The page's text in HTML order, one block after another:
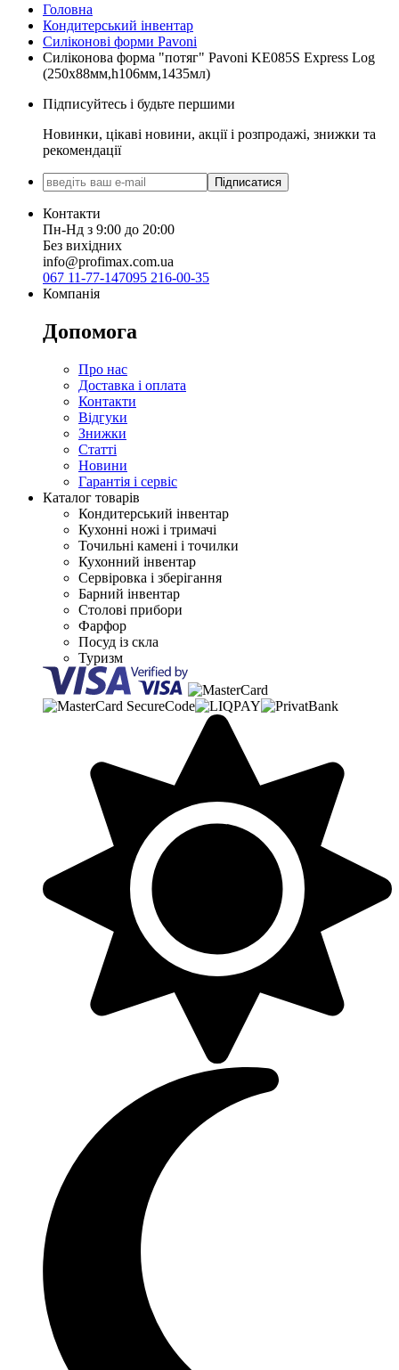
Головна
Кондитерський інвентар
Силіконові форми Pavoni
Силіконова форма "потяг" Pavoni KE085S Express Log
(250x88мм,h106мм,1435мл)
Підписуйтесь і будьте першими
Новинки, цікаві новини, акції і розпродажі, знижки та
рекомендації
Підписатися
Контакти
Пн-Нд з 9:00 до 20:00
Без вихідних
info@profimax.com.ua
067 11-77-147095 216-00-35
Компанія
Допомога
Про нас
Доставка і оплата
Контакти
Відгуки
Знижки
Статті
Новини
Гарантія і сервіс
Каталог товарів
Кондитерський інвентар
Кухонні ножі і тримачі
Точильні камені і точилки
Кухонний інвентар
Сервіровка і зберігання
Барний інвентар
Столові прибори
Фарфор
Посуд із скла
Туризм